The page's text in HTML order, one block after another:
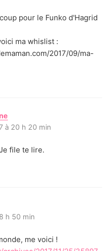
:
pour le Funko d'Hagrid
ma whislist :
2017/09/ma-
i
:
à 20 h 20 min
file te lire.
h 50 min
me voici !